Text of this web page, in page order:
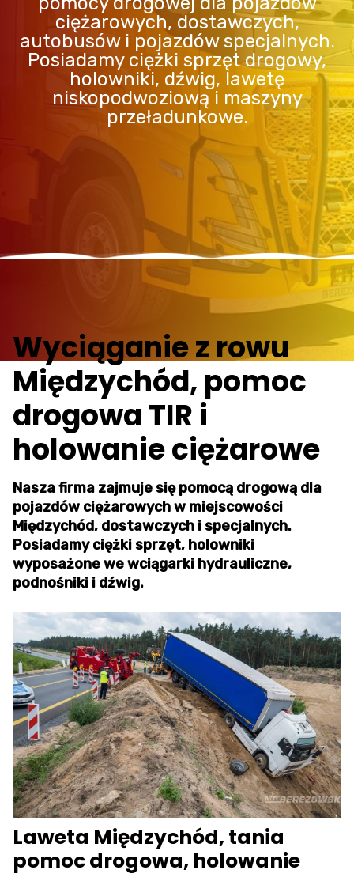
ciężarowych, dostawczych,
autobusów i pojazdów specjalnych.
Posiadamy ciężki sprzęt drogowy,
holowniki, dźwig, lawetę
niskopodwoziową i maszyny
przeładunkowe.
Wyciąganie z rowu
Międzychód, pomoc
drogowa TIR i
holowanie ciężarowe
Nasza firma zajmuje się pomocą drogową dla
pojazdów ciężarowych w miejscowości
Międzychód, dostawczych i specjalnych.
Posiadamy ciężki sprzęt, holowniki
wyposażone we wciągarki hydrauliczne,
podnośniki i dźwig.
Laweta Międzychód, tania
pomoc drogowa, holowanie